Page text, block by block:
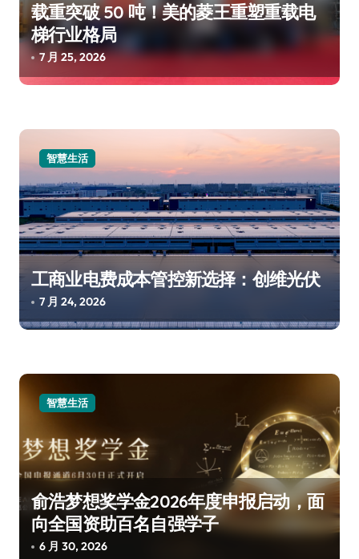
载重突破 50 吨！美的菱王重塑重载电
梯行业格局
7 月 25, 2026
智慧生活
工商业电费成本管控新选择：创维光伏
7 月 24, 2026
智慧生活
俞浩梦想奖学金2026年度申报启动，面
向全国资助百名自强学子
6 月 30, 2026